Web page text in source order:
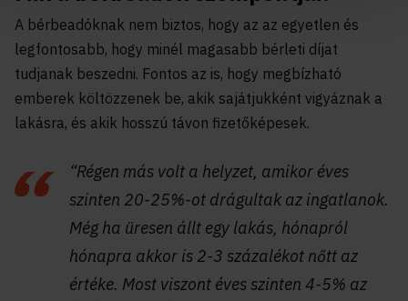
A bérbeadóknak nem biztos, hogy az az egyetlen és
legfontosabb, hogy minél magasabb bérleti díjat
tudjanak beszedni. Fontos az is, hogy megbízható
emberek költözzenek be, akik sajátjukként vigyáznak a
lakásra, és akik hosszú távon fizetőképesek.
“Régen más volt a helyzet, amikor éves
szinten 20-25%-ot drágultak az ingatlanok.
Még ha üresen állt egy lakás, hónapról
hónapra akkor is 2-3 százalékot nőtt az
értéke. Most viszont éves szinten 4-5% az